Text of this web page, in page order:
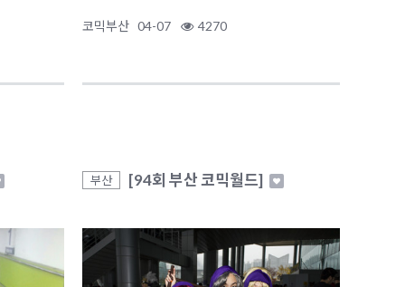
코믹부산 04-07 4270
부산 [94회 부산 코믹월드]